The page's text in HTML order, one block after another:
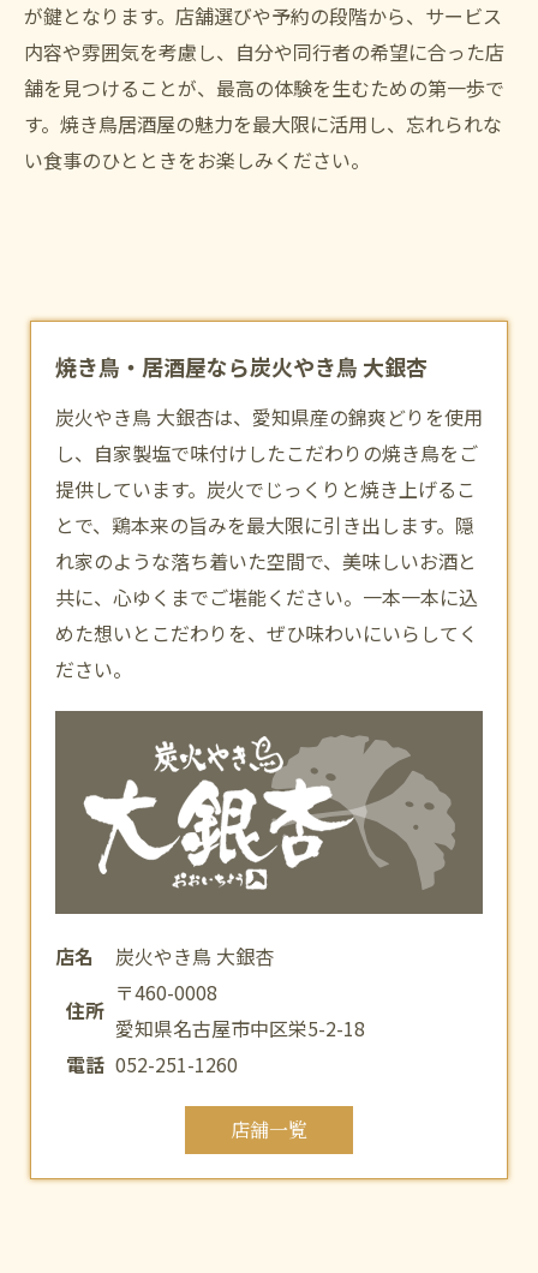
が鍵となります。店舗選びや予約の段階から、サービス
内容や雰囲気を考慮し、自分や同行者の希望に合った店
舗を見つけることが、最高の体験を生むための第一歩で
す。焼き鳥居酒屋の魅力を最大限に活用し、忘れられな
い食事のひとときをお楽しみください。
焼き鳥・居酒屋なら炭火やき鳥 大銀杏
炭火やき鳥 大銀杏は、愛知県産の錦爽どりを使用
し、自家製塩で味付けしたこだわりの焼き鳥をご
提供しています。炭火でじっくりと焼き上げるこ
とで、鶏本来の旨みを最大限に引き出します。隠
れ家のような落ち着いた空間で、美味しいお酒と
共に、心ゆくまでご堪能ください。一本一本に込
めた想いとこだわりを、ぜひ味わいにいらしてく
ださい。
店名
炭火やき鳥 大銀杏
住所
〒460-0008
愛知県名古屋市中区栄5-2-18
電話 052-251-1260
店舗一覧